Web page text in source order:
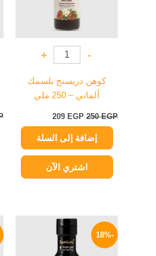
-
+
كوهن دريسنج بلسمك
ألماني – 250 ملي
250EGP
209 EGP
إضافة إلى السلة
اشتري الآن
-18%
السعر
الأصلي
هو:
340 EGP.